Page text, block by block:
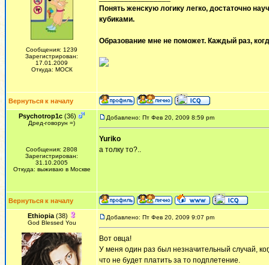
Сообщения: 1239
Зарегистрирован:
17.01.2009
Откуда: МОСК
Понять женскую логику легко, достаточно
кубиками.
Образование мне не поможет. Каждый раз,
Вернуться к началу
Psychotrop1c (36)
Дред-говорун =)
Сообщения: 2808
Зарегистрирован:
31.10.2005
Откуда: выживаю в Москве
Добавлено: Пт Фев 20, 2009 8:59 pm
Yuriko
а толку то?..
Вернуться к началу
Ethiopia(38)
God Blessed You
Добавлено: Пт Фев 20, 2009 9:07 pm
Вот овца!
У меня один раз был незначительный случай,
что не будет платить за то подплетение.